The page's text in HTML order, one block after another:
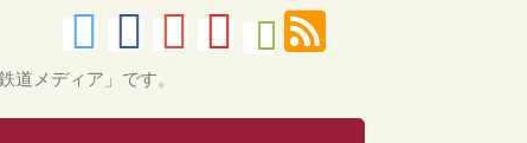
道メディア」です。